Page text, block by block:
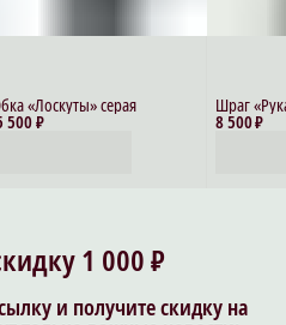
500 ₽
«Лоскуты» серая
8 500 ₽
Шраг
1 000 ₽
и получите скидку на